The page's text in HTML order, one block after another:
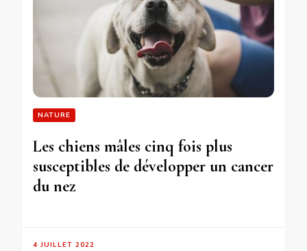
NATURE
Les chiens mâles cinq fois plus
susceptibles de développer un cancer
du nez
4 JUILLET 2022